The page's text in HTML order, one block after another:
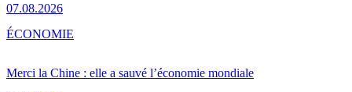
07.08.2026
Merci la Chine : elle a sauvé l’économie mondiale
ÉCONOMIE